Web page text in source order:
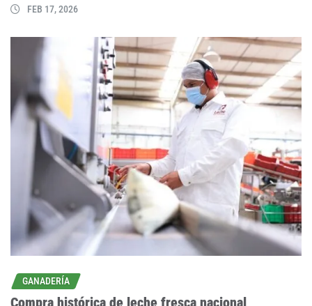
FEB 17, 2026
GANADERÍA